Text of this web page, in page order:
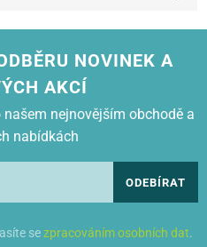
NOVINEK A
AKCÍ
nejnovějším obchodě a
nabídkách
ODEBÍRAT
sezpracováním osobních dat.